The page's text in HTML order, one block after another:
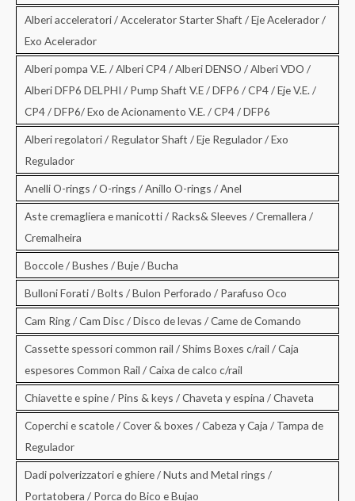
Alberi acceleratori / Accelerator Starter Shaft / Eje Acelerador /
Exo Acelerador
Alberi pompa V.E. / Alberi CP4 / Alberi DENSO / Alberi VDO /
Alberi DFP6 DELPHI / Pump Shaft V.E / DFP6 / CP4 / Eje V.E. /
CP4 / DFP6/ Exo de Acionamento V.E. / CP4 / DFP6
Alberi regolatori / Regulator Shaft / Eje Regulador / Exo
Regulador
Anelli O-rings / O-rings / Anillo O-rings / Anel
Aste cremagliera e manicotti / Racks& Sleeves / Cremallera /
Cremalheira
Boccole / Bushes / Buje / Bucha
Bulloni Forati / Bolts / Bulon Perforado / Parafuso Oco
Cam Ring / Cam Disc / Disco de levas / Came de Comando
Cassette spessori common rail / Shims Boxes c/rail / Caja
espesores Common Rail / Caixa de calco c/rail
Chiavette e spine / Pins & keys / Chaveta y espina / Chaveta
Coperchi e scatole / Cover & boxes / Cabeza y Caja / Tampa de
Regulador
Dadi polverizzatori e ghiere / Nuts and Metal rings /
Portatobera / Porca do Bico e Bujao